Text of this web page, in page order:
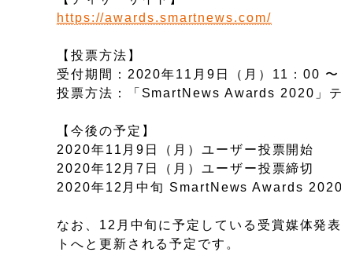
https://awards.smartnews.com/
【投票方法】
受付期間：2020年11月9日（月）11：00
投票方法：「SmartNews Awards 2020」
【今後の予定】
2020年11月9日（月）ユーザー投票開始
2020年12月7日（月）ユーザー投票締切
2020年12月中旬 SmartNews Awards
なお、12月中旬に予定している受賞媒体発
トへと更新される予定です。